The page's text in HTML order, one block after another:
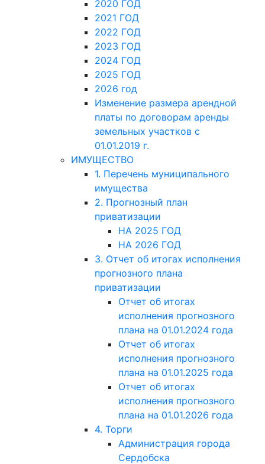
2020 ГОД
2021 ГОД
2022 ГОД
2023 ГОД
2024 ГОД
2025 ГОД
2026 год
Изменение размера арендной
платы по договорам аренды
земельных участков с
01.01.2019 г.
ИМУЩЕСТВО
1. Перечень муниципального
имущества
2. Прогнозный план
приватизации
НА 2025 ГОД
НА 2026 ГОД
3. Отчет об итогах исполнения
прогнозного плана
приватизации
Отчет об итогах
исполнения прогнозного
плана на 01.01.2024 года
Отчет об итогах
исполнения прогнозного
плана на 01.01.2025 года
Отчет об итогах
исполнения прогнозного
плана на 01.01.2026 года
4. Торги
Администрация города
Сердобска